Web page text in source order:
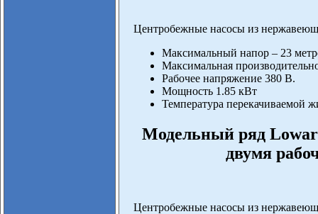
Центробежные насосы из
Максимальный напор – 23
Максимальная
Рабочее напряжение 380 В.
Мощность 1.85 кВт
Температура перекачиваемой
Модельный ряд
двумя
Центробежные насосы из